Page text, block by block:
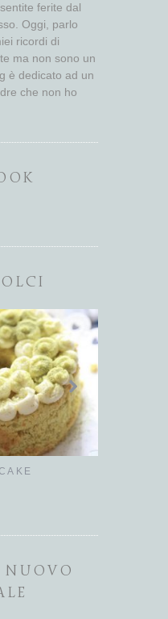
ferite dal
Oggi, parlo
ricordi di
ma non sono un
è dedicato ad un
che non ho